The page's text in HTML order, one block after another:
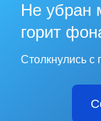
Не убран
горит
Столкнулись